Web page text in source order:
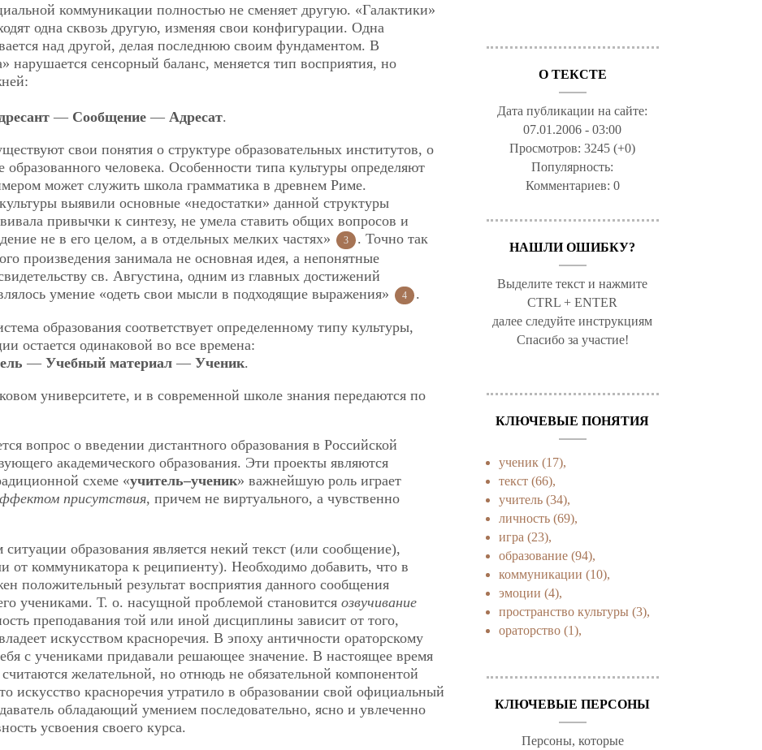
коммуникации полностью не сменяет другую. «Галактики»
одна сквозь другую, изменяя свои конфигурации. Одна
над другой, делая последнюю своим фундаментом. В
нарушается сенсорный баланс, меняется тип восприятия, но
— Сообщение — Адресат.
свои понятия о структуре образовательных институтов, о
образованного человека. Особенности типа культуры определяют
может служить школа грамматика в древнем Риме.
выявили основные «недостатки» данной структуры
привычки к синтезу, не умела ставить общих вопросов и
не в его целом, а в отдельных мелких частях»
3
. Точно так
произведения занимала не основная идея, а непонятные
св. Августина, одним из главных достижений
умение «одеть свои мысли в подходящие выражения»
4 .
образования соответствует определенному типу культуры,
остается одинаковой во все времена:
—Учебный материал —Ученик.
университете, и в современной школе знания передаются по
вопрос о введении дистантного образования в Российской
академического образования. Эти проекты являются
схеме «учитель–ученик» важнейшую роль играет
присутствия, причем не виртуального, а чувственно
образования является некий текст (или сообщение),
от коммуникатора к реципиенту). Необходимо добавить, что в
положительный результат восприятия данного сообщения
учениками. Т. о. насущной проблемой становится озвучивание
преподавания той или иной дисциплины зависит от того,
искусством красноречия. В эпоху античности ораторскому
с учениками придавали решающее значение. В настоящее время
желательной, но отнюдь не обязательной компонентой
искусство красноречия утратило в образовании свой официальный
обладающий умением последовательно, ясно и увлеченно
усвоения своего курса.
О ТЕКСТЕ
Дата публикации на сайте:
07.01.2006 - 03:00
Просмотров:3245 (+0)
Популярность:
Комментариев: 0
НАШЛИ ОШИБКУ?
Выделите текст и нажмите
CTRL + ENTER
далее следуйте инструкциям
Спасибо за участие!
КЛЮЧЕВЫЕ ПОНЯТИЯ
ученик (17),
текст (66),
учитель (34),
личность (69),
игра (23),
образование (94),
коммуникации (10),
эмоции (4),
пространство культуры (3),
ораторство (1),
КЛЮЧЕВЫЕ ПЕРСОНЫ
Персоны, которые